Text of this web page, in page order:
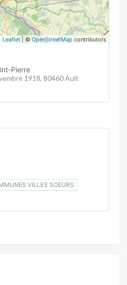
Leaflet | © OpenStreetMap contributors
Pierre
1918, 80460 Ault
VILLES SOEURS